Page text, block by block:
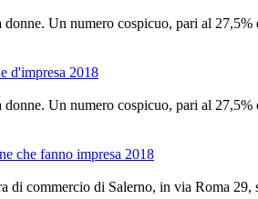
Un numero cospicuo, pari al
d'impresa 2018
Un numero cospicuo, pari al
che fanno impresa 2018
di commercio di Salerno, in via Roma